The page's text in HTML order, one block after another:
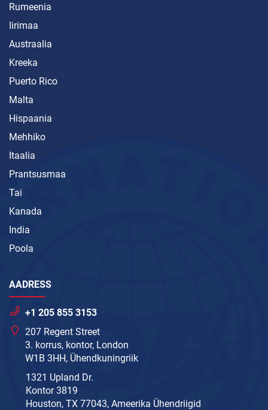
Rumeenia
Iirimaa
Austraalia
Kreeka
Puerto Rico
Malta
Hispaania
Mehhiko
Itaalia
Prantsusmaa
Tai
Kanada
India
Poola
AADRESS
+1 205 855 3153
207 Regent Street
3. korrus, kontor, London
W1B 3HH, Ühendkuningriik
1321 Upland Dr.
Kontor 3819
Houston, TX 77043, Ameerika Ühendriigid